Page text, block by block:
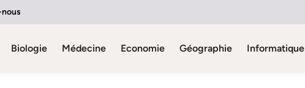
Biologie Médecine Economie Géographie Informatique